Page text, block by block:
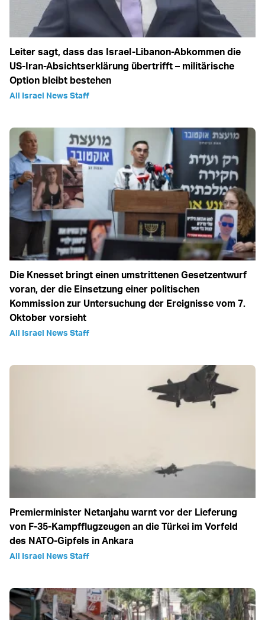
Leiter sagt, dass das Israel-Libanon-Abkommen die
US-Iran-Absichtserklärung übertrifft – militärische
Option bleibt bestehen
All Israel News Staff
Die Knesset bringt einen umstrittenen Gesetzentwurf
voran, der die Einsetzung einer politischen
Kommission zur Untersuchung der Ereignisse vom 7.
Oktober vorsieht
All Israel News Staff
Premierminister Netanjahu warnt vor der Lieferung
von F-35-Kampfflugzeugen an die Türkei im Vorfeld
des NATO-Gipfels in Ankara
All Israel News Staff